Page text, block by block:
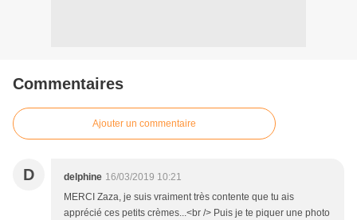
Commentaires
Ajouter un commentaire
D delphine 16/03/2019 10:21
MERCI Zaza, je suis vraiment très contente que tu ais
apprécié ces petits crèmes...<br /> Puis je te piquer une photo